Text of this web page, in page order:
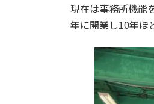
現在は事務所機能
年に開業し10年ほ